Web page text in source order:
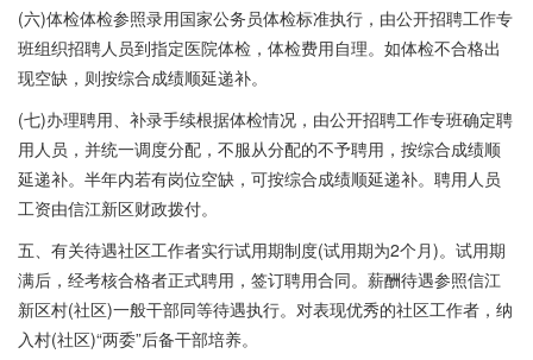
(六)体检体检参照录用国家公务员体检标准执行，由公开招聘工作专
班组织招聘人员到指定医院体检，体检费用自理。如体检不合格出
现空缺，则按综合成绩顺延递补。
(七)办理聘用、补录手续根据体检情况，由公开招聘工作专班确定聘
用人员，并统一调度分配，不服从分配的不予聘用，按综合成绩顺
延递补。半年内若有岗位空缺，可按综合成绩顺延递补。聘用人员
工资由信江新区财政拨付。
五、有关待遇社区工作者实行试用期制度(试用期为2个月)。试用期
满后，经考核合格者正式聘用，签订聘用合同。薪酬待遇参照信江
新区村(社区)一般干部同等待遇执行。对表现优秀的社区工作者，纳
入村(社区)“两委”后备干部培养。